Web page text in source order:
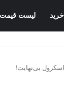
لیست قیمت
بی‌نهایت!